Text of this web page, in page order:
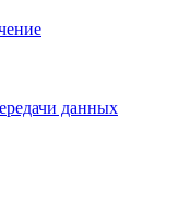
данных